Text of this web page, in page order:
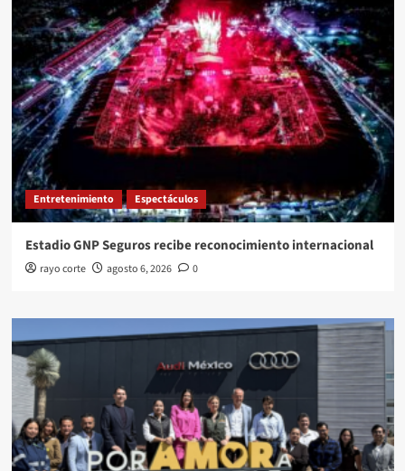
Entretenimiento Espectáculos
Estadio GNP Seguros recibe reconocimiento internacional
rayo corte agosto 6, 2026 0